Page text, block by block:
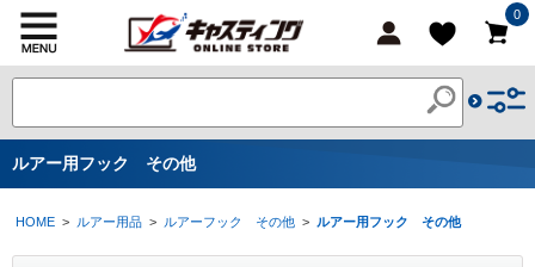
0
ルアー用フック その他
HOME > ルアー用品 > ルアーフック その他 > ルアー用フック その他